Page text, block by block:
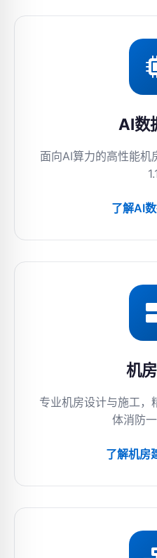
AI数
面向AI算力的高性能机
了解AI
机
专业机房设计与施工，
体消防
了解机房